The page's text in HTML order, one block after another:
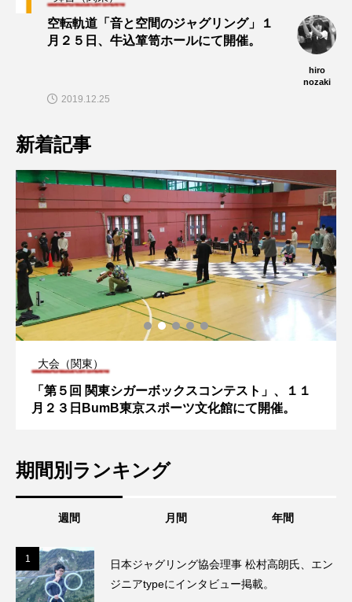
空転軌道「音と空間のジャグリング」１
月２５日、牛込箪笥ホールにて開催。
hiro
nozaki
2019.12.25
新着記事
大会（関東）
「第５回 関東シガーボックスコンテスト」、１１
月２３日BumB東京スポーツ文化館にて開催。
期間別ランキング
週間 月間 年間
1
日本ジャグリング協会理事 松村高朗氏、エン
ジニアtypeにインタビュー掲載。